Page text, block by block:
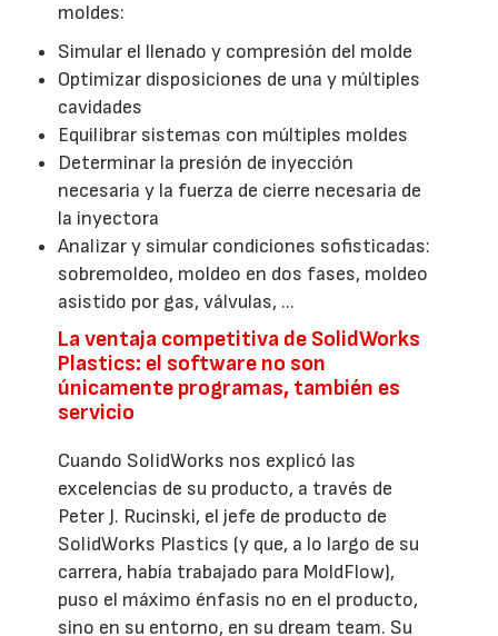
moldes:
Simular el llenado y compresión del molde
Optimizar disposiciones de una y múltiples
cavidades
Equilibrar sistemas con múltiples moldes
Determinar la presión de inyección
necesaria y la fuerza de cierre necesaria de
la inyectora
Analizar y simular condiciones sofisticadas:
sobremoldeo, moldeo en dos fases, moldeo
asistido por gas, válvulas, ...
La ventaja competitiva de SolidWorks
Plastics: el software no son
únicamente programas, también es
servicio
Cuando SolidWorks nos explicó las
excelencias de su producto, a través de
Peter J. Rucinski, el jefe de producto de
SolidWorks Plastics (y que, a lo largo de su
carrera, había trabajado para MoldFlow),
puso el máximo énfasis no en el producto,
sino en su entorno, en su dream team. Su